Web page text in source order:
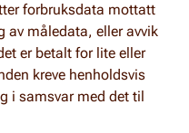
forbruksdata mottatt
av måledata, eller avvik
er betalt for lite eller
kreve henholdsvis
i samsvar med det til